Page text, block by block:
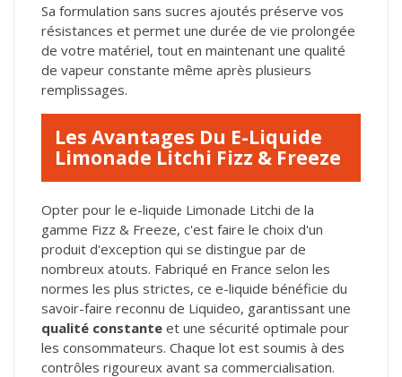
Sa formulation sans sucres ajoutés préserve vos
résistances et permet une durée de vie prolongée
de votre matériel, tout en maintenant une qualité
de vapeur constante même après plusieurs
remplissages.
Les Avantages Du E-Liquide
Limonade Litchi Fizz & Freeze
Opter pour le e-liquide Limonade Litchi de la
gamme Fizz & Freeze, c'est faire le choix d'un
produit d'exception qui se distingue par de
nombreux atouts. Fabriqué en France selon les
normes les plus strictes, ce e-liquide bénéficie du
savoir-faire reconnu de Liquideo, garantissant une
qualité constante et une sécurité optimale pour
les consommateurs. Chaque lot est soumis à des
contrôles rigoureux avant sa commercialisation.